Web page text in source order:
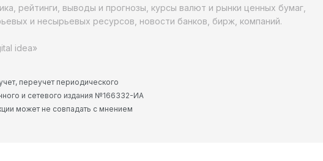
рейтинги, выводы и прогнозы, курсы валют и рынки ценных бумаг,
и несырьевых ресурсов, новости банков, бирж, компаний.
idea»
переучет периодического
и сетевого издания №166332-ИА
может не совпадать с мнением